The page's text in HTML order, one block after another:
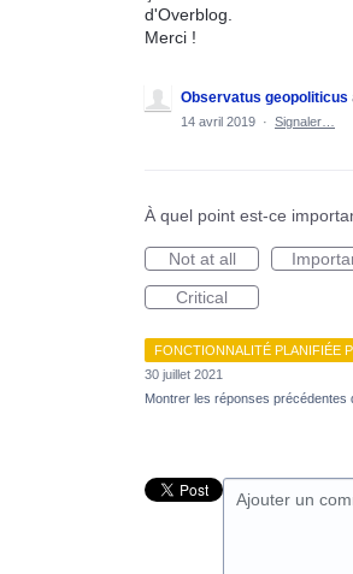
d'Overblog.
Merci !
Observatus geopoliticus
14 avril 2019 · Signaler…
À quel point est-ce
Not at all
Critical
FONCTIONNALITÉ PLANIFIÉE
30 juillet 2021
Montrer les réponses précédentes
Ajouter un